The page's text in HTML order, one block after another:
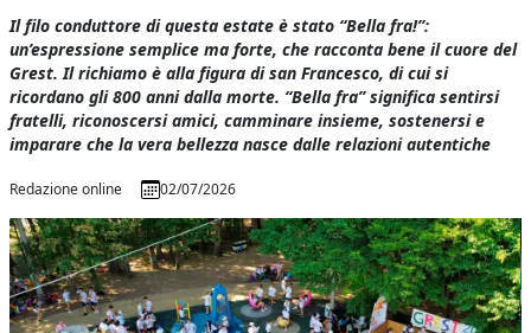
Il filo conduttore di questa estate è stato “Bella fra!”:
un’espressione semplice ma forte, che racconta bene il cuore del
Grest. Il richiamo è alla figura di san Francesco, di cui si
ricordano gli 800 anni dalla morte. “Bella fra” significa sentirsi
fratelli, riconoscersi amici, camminare insieme, sostenersi e
imparare che la vera bellezza nasce dalle relazioni autentiche
Redazione online 02/07/2026